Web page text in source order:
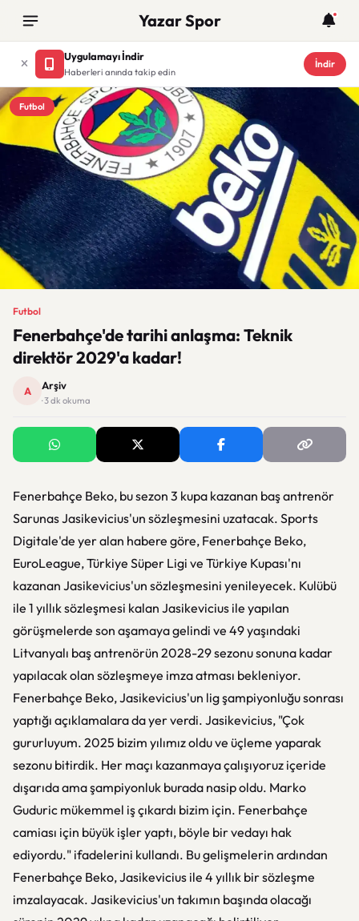
Yazar Spor
Uygulamayı İndir
Haberleri anında takip edin
İndir
Futbol
Futbol
Fenerbahçe'de tarihi anlaşma: Teknik
direktör 2029'a kadar!
A Arşiv
· 3 dk okuma
Fenerbahçe Beko, bu sezon 3 kupa kazanan baş antrenör
Sarunas Jasikevicius'un sözleşmesini uzatacak. Sports
Digitale'de yer alan habere göre, Fenerbahçe Beko,
EuroLeague, Türkiye Süper Ligi ve Türkiye Kupası'nı
kazanan Jasikevicius'un sözleşmesini yenileyecek. Kulübü
ile 1 yıllık sözleşmesi kalan Jasikevicius ile yapılan
görüşmelerde son aşamaya gelindi ve 49 yaşındaki
Litvanyalı baş antrenörün 2028-29 sezonu sonuna kadar
yapılacak olan sözleşmeye imza atması bekleniyor.
Fenerbahçe Beko, Jasikevicius'un lig şampiyonluğu sonrası
yaptığı açıklamalara da yer verdi. Jasikevicius, "Çok
gururluyum. 2025 bizim yılımız oldu ve üçleme yaparak
sezonu bitirdik. Her maçı kazanmaya çalışıyoruz içeride
dışarıda ama şampiyonluk burada nasip oldu. Marko
Guduric mükemmel iş çıkardı bizim için. Fenerbahçe
camiası için büyük işler yaptı, böyle bir vedayı hak
ediyordu." ifadelerini kullandı. Bu gelişmelerin ardından
Fenerbahçe Beko, Jasikevicius ile 4 yıllık bir sözleşme
imzalayacak. Jasikevicius'un takımın başında olacağı